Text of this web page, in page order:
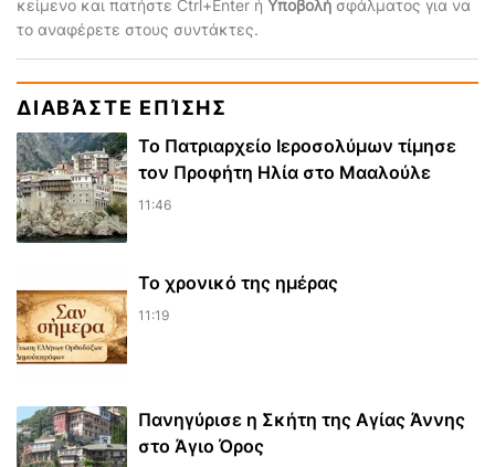
κείμενο και πατήστε Ctrl+Enter ή Υποβολή σφάλματος για να
το αναφέρετε στους συντάκτες.
ΔΙΑΒΆΣΤΕ ΕΠΊΣΗΣ
Το Πατριαρχείο Ιεροσολύμων τίμησε
τον Προφήτη Ηλία στο Μααλούλε
11:46
Το χρονικό της ημέρας
11:19
Πανηγύρισε η Σκήτη της Αγίας Άννης
στο Άγιο Όρος